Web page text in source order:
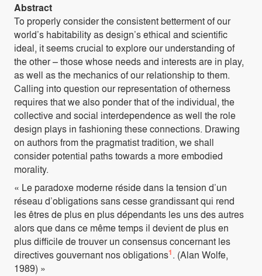
Abstract
To properly consider the consistent betterment of our
world’s habitability as design’s ethical and scientific
ideal, it seems crucial to explore our understanding of
the other – those whose needs and interests are in play,
as well as the mechanics of our relationship to them.
Calling into question our representation of otherness
requires that we also ponder that of the individual, the
collective and social interdependence as well the role
design plays in fashioning these connections. Drawing
on authors from the pragmatist tradition, we shall
consider potential paths towards a more embodied
morality.
« Le paradoxe moderne réside dans la tension d’un
réseau d’obligations sans cesse grandissant qui rend
les êtres de plus en plus dépendants les uns des autres
alors que dans ce même temps il devient de plus en
plus difficile de trouver un consensus concernant les
directives gouvernant nos obligations1. (Alan Wolfe,
1989) »